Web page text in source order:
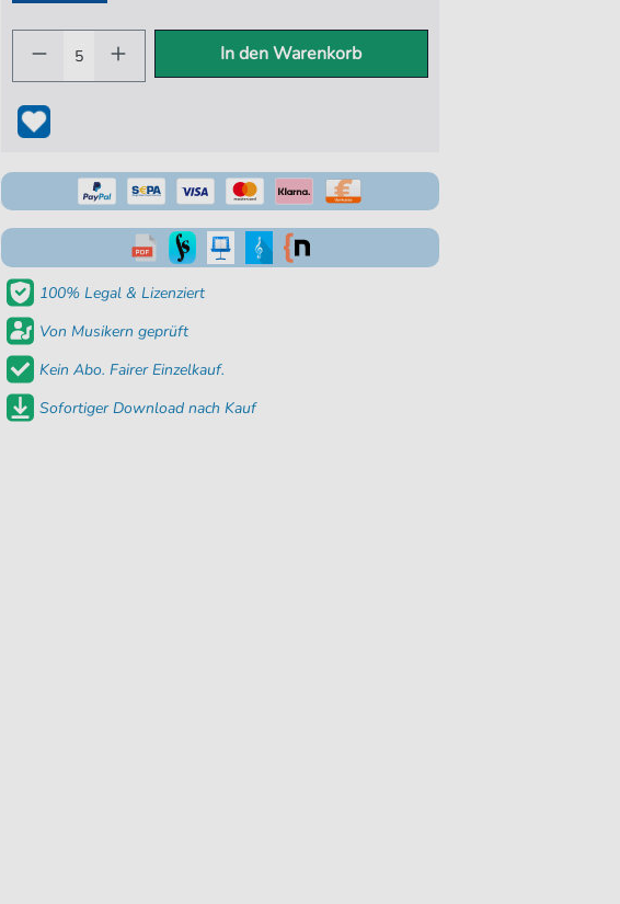
In den Warenkorb
100% Legal & Lizenziert
Von Musikern geprüft
Kein Abo. Fairer Einzelkauf.
Sofortiger Download nach Kauf